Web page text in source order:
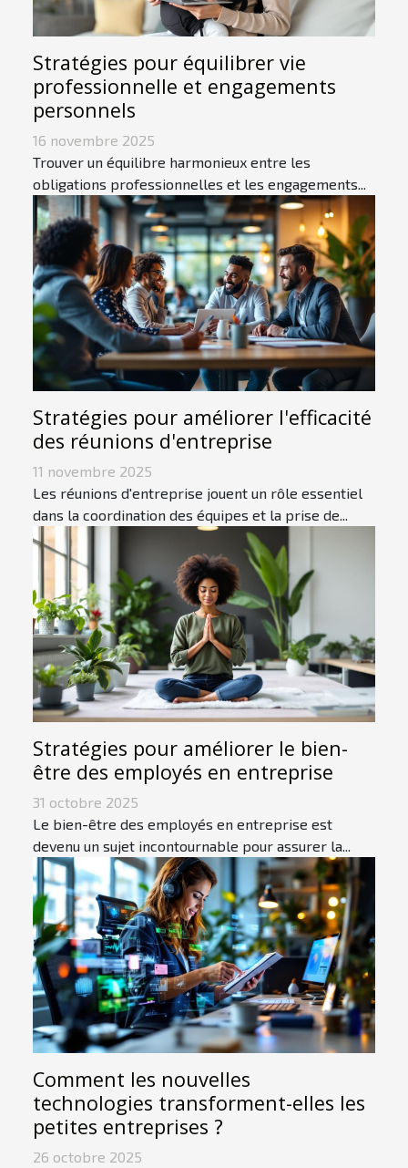
Stratégies pour équilibrer vie
professionnelle et engagements
personnels
16 novembre 2025
Trouver un équilibre harmonieux entre les
obligations professionnelles et les engagements...
Stratégies pour améliorer l'efficacité
des réunions d'entreprise
11 novembre 2025
Les réunions d'entreprise jouent un rôle essentiel
dans la coordination des équipes et la prise de...
Stratégies pour améliorer le bien-
être des employés en entreprise
31 octobre 2025
Le bien-être des employés en entreprise est
devenu un sujet incontournable pour assurer la...
Comment les nouvelles
technologies transforment-elles les
petites entreprises ?
26 octobre 2025